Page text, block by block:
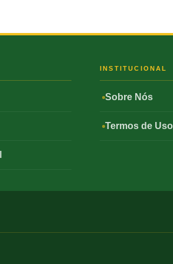
INSTITUCIONAL
Sobre Nós
Termos de Uso